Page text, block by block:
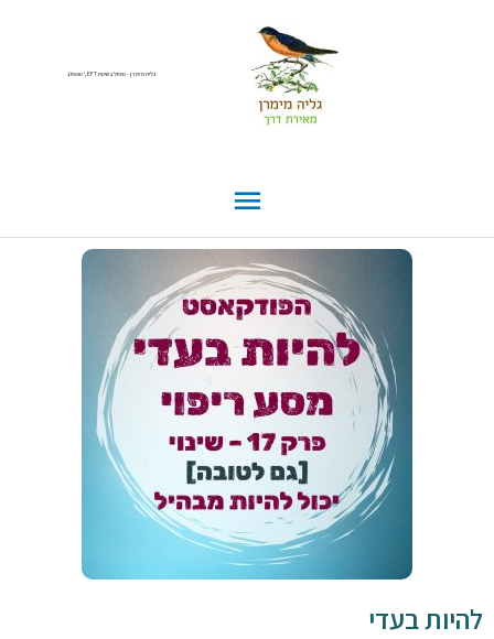
גליה מימרן - טיפול בשיטת EFT \ טאפינג
להיות בעדי